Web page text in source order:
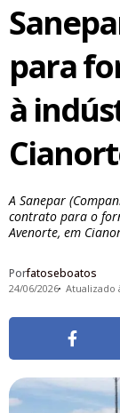
para
à
A Sanepar
contrato para o
Avenorte, em
Porfatoseboatos
24/06/2026 Atualizado